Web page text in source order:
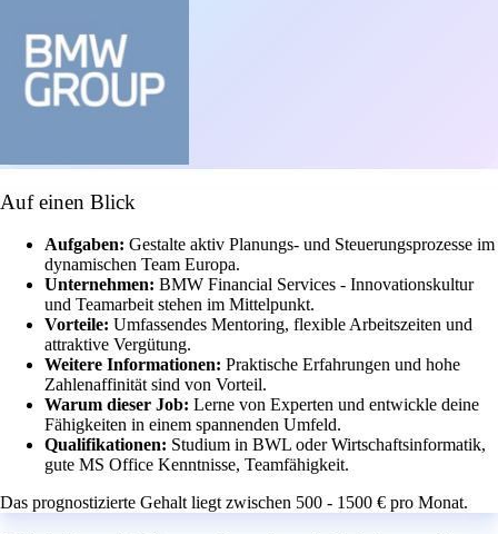
Auf einen Blick
Aufgaben: Gestalte aktiv Planungs- und Steuerungsprozesse im
dynamischen Team Europa.
Unternehmen: BMW Financial Services - Innovationskultur
und Teamarbeit stehen im Mittelpunkt.
Vorteile: Umfassendes Mentoring, flexible Arbeitszeiten und
attraktive Vergütung.
Weitere Informationen: Praktische Erfahrungen und hohe
Zahlenaffinität sind von Vorteil.
Warum dieser Job: Lerne von Experten und entwickle deine
Fähigkeiten in einem spannenden Umfeld.
Qualifikationen: Studium in BWL oder Wirtschaftsinformatik,
gute MS Office Kenntnisse, Teamfähigkeit.
Das prognostizierte Gehalt liegt zwischen 500 - 1500 € pro Monat.